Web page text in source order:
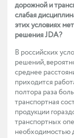
дорожной и
слабая
этих условиях
решения JDA?
В российских
решений,
среднее
приходится
полтора раза
транспортная
продукции
транспортных
необходимостью